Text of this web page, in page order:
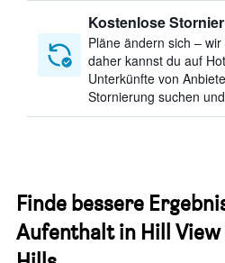
Kostenlose
Pläne ändern sich –
daher kannst du auf
Unterkünfte von
Stornierung suchen
Finde bessere
Aufenthalt in Hill